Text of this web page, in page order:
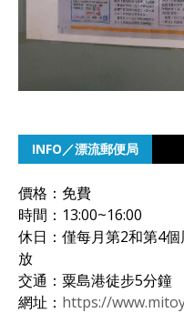
INFO／漂流郵便局
價格：免費
時間：13:00~16:00
休日：僅每月第2和第4
放
交通：粟島港徒步5分鐘
網址： https://